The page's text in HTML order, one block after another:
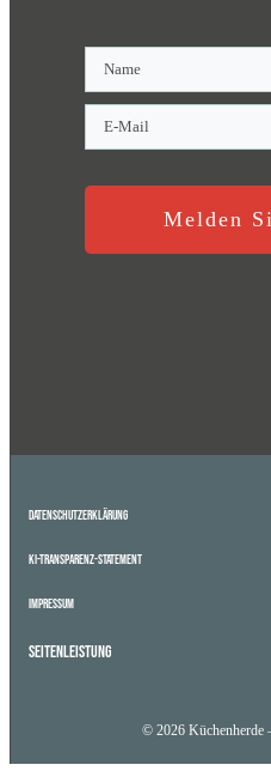
Melden
Datenschutzerklärung
KI-Transparenz-Statement
Impressum
Seitenleistung
© 2026 Küchenherde